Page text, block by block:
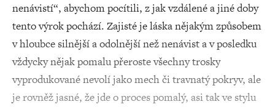
nenávistí“, abychom pocítili, z jak vzdálené a jiné doby
tento výrok pochází. Zajisté je láska nějakým způsobem
v hloubce silnější a odolnější než nenávist a v posledku
vždycky nějak pomalu přeroste všechny trosky
vyprodukované nevolí jako mech či travnatý pokryv, ale
je rovněž jasné, že jde o proces pomalý, asi tak ve stylu